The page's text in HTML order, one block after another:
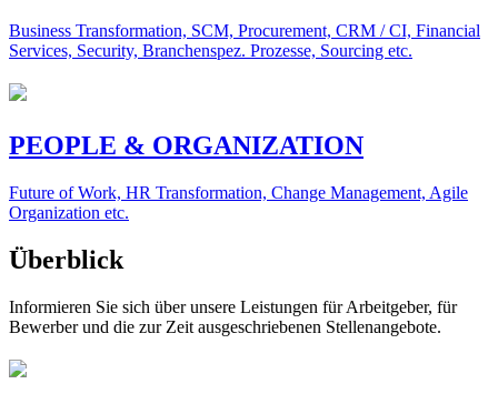
Business Transformation, SCM, Procurement, CRM / CI, Financial
Services, Security, Branchenspez. Prozesse, Sourcing etc.
PEOPLE & ORGANIZATION
Future of Work, HR Transformation, Change Management, Agile
Organization etc.
Überblick
Informieren Sie sich über unsere Leistungen für Arbeitgeber, für
Bewerber und die zur Zeit ausgeschriebenen Stellenangebote.